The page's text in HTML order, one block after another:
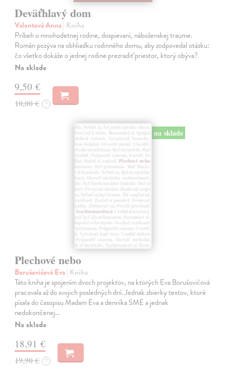
Deväťhlavý dom
Valentová Anna| Kniha
Príbeh o mnohodetnej rodine, dospievaní, náboženskej traume.
Román pozýva na obhliadku rodinného domu, aby zodpovedal otázku:
čo všetko dokáže o jednej rodine prezradiť priestor, ktorý obýva?
Na sklade
9,50 €
10,00 € ?
na sklade
Plechové nebo
Borušovičová Eva| Kniha
Táto kniha je spojením dvoch projektov, na ktorých Eva Borušovičová
pracovala až do svojich posledných dní. Jednak zbierky textov, ktoré
písala do časopisu Madam Eva a denníka SME a jednak
nedokončenej…
Na sklade
18,91 €
19,90 € ?